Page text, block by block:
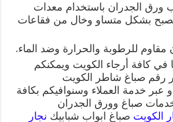
ورق الجدران باستخدام معدات
بشكل متساو وخال من فقاعات
للرطوبة والحرارة وضد الماء.
في كافة أرجاء الكويت ويمكنكم
رقم صباغ شاطر الكويت
أو عبر خدمة العملاء وسنوافيكم بكافة
صباغ وورق الجدران
الكويت صباغ ابواب شبابيك نجار